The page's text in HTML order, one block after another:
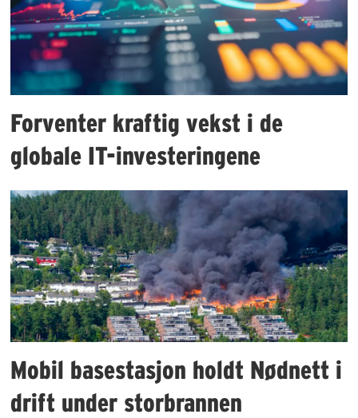
Forventer kraftig vekst i de
globale IT-investeringene
Mobil basestasjon holdt Nødnett i
drift under storbrannen